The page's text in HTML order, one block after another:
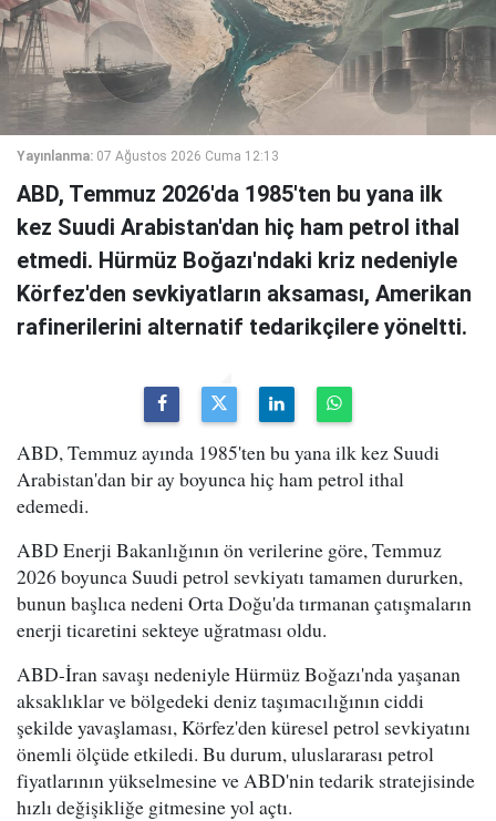
Yayınlanma: 07 Ağustos 2026 Cuma 12:13
ABD, Temmuz 2026'da 1985'ten bu yana ilk
kez Suudi Arabistan'dan hiç ham petrol ithal
etmedi. Hürmüz Boğazı'ndaki kriz nedeniyle
Körfez'den sevkiyatların aksaması, Amerikan
rafinerilerini alternatif tedarikçilere yöneltti.
ABD, Temmuz ayında 1985'ten bu yana ilk kez Suudi
Arabistan'dan bir ay boyunca hiç ham petrol ithal
edemedi.
ABD Enerji Bakanlığının ön verilerine göre, Temmuz
2026 boyunca Suudi petrol sevkiyatı tamamen dururken,
bunun başlıca nedeni Orta Doğu'da tırmanan çatışmaların
enerji ticaretini sekteye uğratması oldu.
ABD-İran savaşı nedeniyle Hürmüz Boğazı'nda yaşanan
aksaklıklar ve bölgedeki deniz taşımacılığının ciddi
şekilde yavaşlaması, Körfez'den küresel petrol sevkiyatını
önemli ölçüde etkiledi. Bu durum, uluslararası petrol
fiyatlarının yükselmesine ve ABD'nin tedarik stratejisinde
hızlı değişikliğe gitmesine yol açtı.